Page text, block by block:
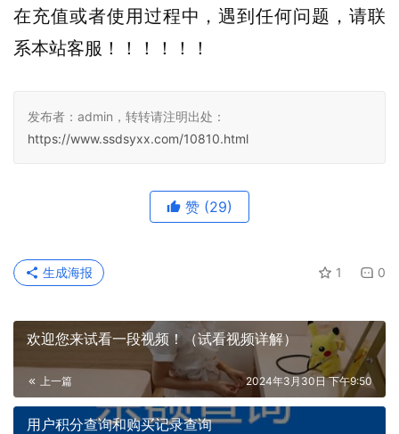
在充值或者使用过程中，遇到任何问题，请联
系本站客服！！！！！！
发布者：admin，转转请注明出处：
https://www.ssdsyxx.com/10810.html
赞 (29)
1 0
生成海报
欢迎您来试看一段视频！（试看视频详解）
上一篇 2024年3月30日 下午9:50
用户积分查询和购买记录查询